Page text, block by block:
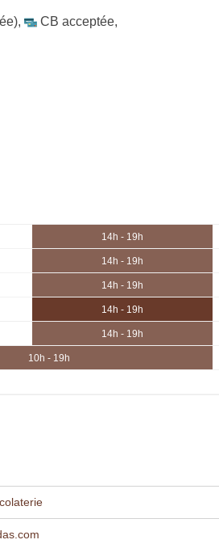
, CB acceptée,
14h - 19h
14h - 19h
14h - 19h
14h - 19h
14h - 19h
10h - 19h